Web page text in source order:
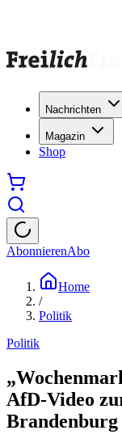
Nachrichten
Magazin
Shop
AbonnierenAbo
Home
/
Politik
Politik
AfD-Video